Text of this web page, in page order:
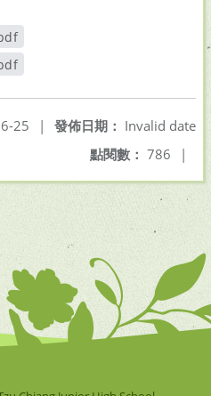
發佈日期： Invalid date
25
|
點閱數： 786 |